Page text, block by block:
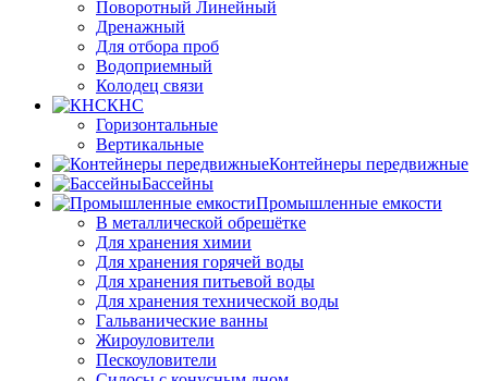
Поворотный Линейный
Дренажный
Для отбора проб
Водоприемный
Колодец связи
КНС
Горизонтальные
Вертикальные
Контейнеры передвижные
Бассейны
Промышленные емкости
В металлической обрешётке
Для хранения химии
Для хранения горячей воды
Для хранения питьевой воды
Для хранения технической воды
Гальванические ванны
Жироуловители
Пескоуловители